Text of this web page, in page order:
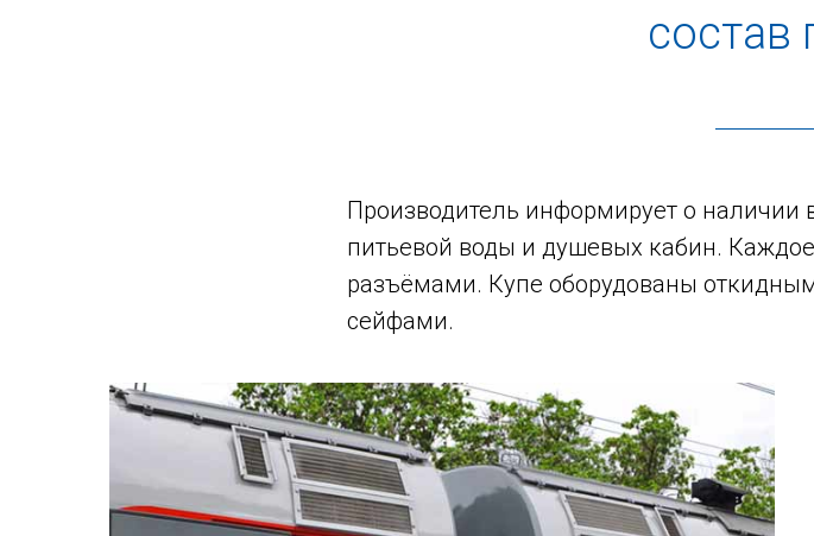
состав
Производитель информирует о
питьевой воды и душевых кабин.
разъёмами. Купе оборудованы
сейфами.